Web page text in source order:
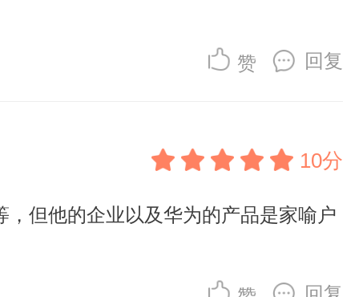
回复
赞
10分
但他的企业以及华为的产品是家喻户